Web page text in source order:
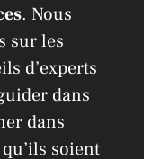
. Nous
sur les
d’experts
dans
dans
soient